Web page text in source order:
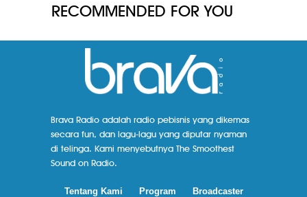
RECOMMENDED FOR YOU
Brava Radio adalah radio pebisnis yang dikemas
secara fun, dan lagu-lagu yang diputar nyaman
di telinga. Kami menyebutnya The Smoothest
Sound on Radio.
Tentang Kami Program Broadcaster